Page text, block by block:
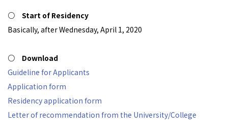
○ Start of Residency
Basically, after Wednesday, April 1, 2020
○ Download
Guideline for Applicants
Application form
Residency application form
Letter of recommendation from the University/College